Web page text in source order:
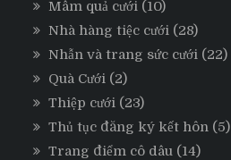
Mâm quả cưới (10)
Nhà hàng tiệc cưới (28)
Nhẫn và trang sức cưới (22)
Quà Cưới (2)
Thiệp cưới (23)
Thủ tục đăng ký kết hôn (5)
Trang điểm cô dâu (14)